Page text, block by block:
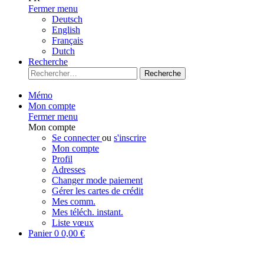
Fermer menu
Deutsch
English
Français
Dutch
Recherche
Recherche
Mémo
Mon compte
Fermer menu
Mon compte
Se connecterou s'inscrire
Mon compte
Profil
Adresses
Changer mode paiement
Gérer les cartes de crédit
Mes comm.
Mes téléch. instant.
Liste vœux
Panier0 0,00 €